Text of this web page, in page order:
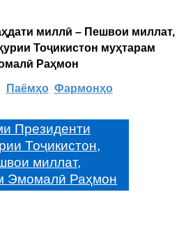
миллӣ – Пешвои миллат,
Тоҷикистон муҳтарам
Раҳмон
Паёмҳо Фармонҳо
Президенти
Тоҷикистон,
миллат,
Эмомалӣ Раҳмон